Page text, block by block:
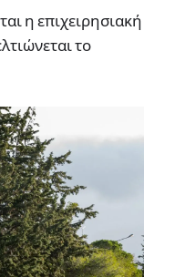
η επιχειρησιακή
το